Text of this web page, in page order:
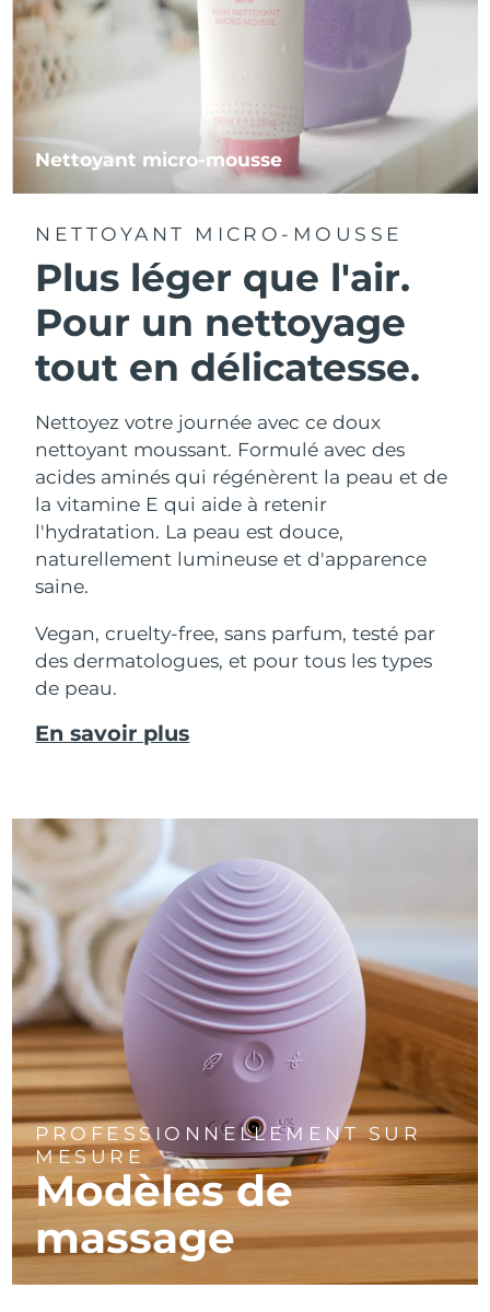
Nettoyant micro-mousse
NETTOYANT MICRO-MOUSSE
Plus léger que l'air.
Pour un nettoyage
tout en délicatesse.
Nettoyez votre journée avec ce doux
nettoyant moussant. Formulé avec des
acides aminés qui régénèrent la peau et de
la vitamine E qui aide à retenir
l'hydratation. La peau est douce,
naturellement lumineuse et d'apparence
saine.
Vegan, cruelty-free, sans parfum, testé par
des dermatologues, et pour tous les types
de peau.
En savoir plus
PROFESSIONNELLEMENT SUR
MESURE
Modèles de
massage